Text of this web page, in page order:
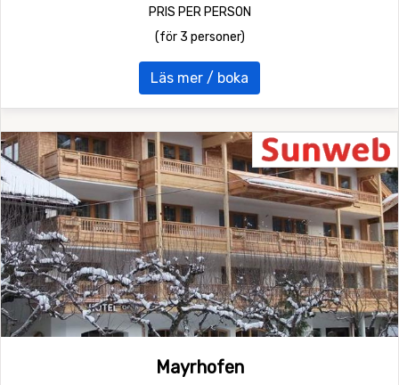
PRIS PER PERSON
(för 3 personer)
Läs mer / boka
Mayrhofen